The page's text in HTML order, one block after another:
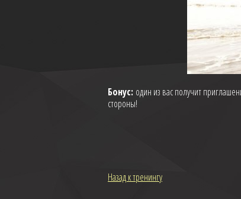
Бонус: один из вас получит
стороны!
Назад к тренингу